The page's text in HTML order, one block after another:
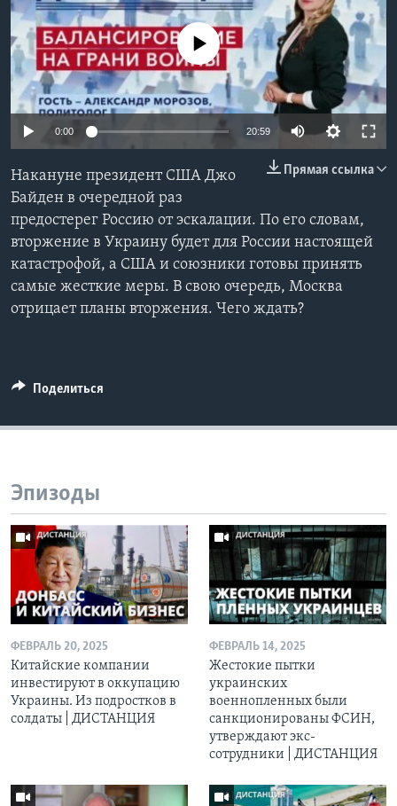
Learning English
СОЦИАЛЬНЫЕ СЕТИ
No media source currently available
0:00 20:59
Прямая ссылка
Накануне президент США Джо
Байден в очередной раз
предостерег Россию от эскалации. По его словам,
вторжение в Украину будет для России настоящей
катастрофой, а США и союзники готовы принять
самые жесткие меры. В свою очередь, Москва
отрицает планы вторжения. Чего ждать?
Поделиться
Эпизоды
ФЕВРАЛЬ 20, 2025
Китайские компании
инвестируют в оккупацию
Украины. Из подростков в
солдаты | ДИСТАНЦИЯ
ФЕВРАЛЬ 14, 2025
Жестокие пытки
украинских
военнопленных были
санкционированы ФСИН,
утверждают экс-
сотрудники | ДИСТАНЦИЯ